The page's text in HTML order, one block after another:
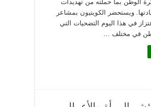
الوطن بما حملته من تهديدات
ويستحضر الكويتيون بمشاعر
في هذا اليوم التضحيات التي
في مختلف …